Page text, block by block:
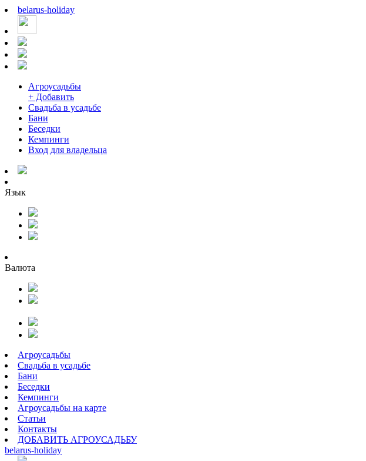
belarus-holiday
Агроусадьбы
+ Добавить
Свадьба в усадьбе
Бани
Беседки
Кемпинги
Вход для владельца
Язык
Валюта
Агроусадьбы
Свадьба в усадьбе
Бани
Беседки
Кемпинги
Агроусадьбы на карте
Статьи
Контакты
ДОБАВИТЬ АГРОУСАДЬБУ
belarus-holiday